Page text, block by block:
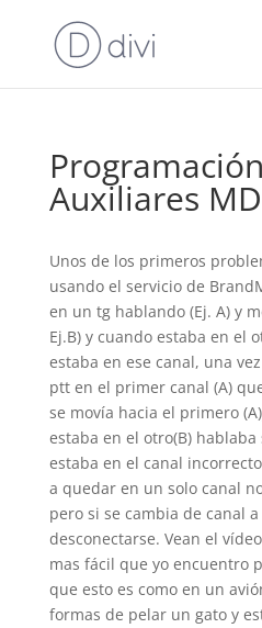
Auxiliares
Unos de los primeros
usando el servicio de
en un tg hablando (Ej. A) y
Ej.B) y cuando estaba en el
estaba en ese canal, una
ptt en el primer canal (A)
se movía hacia el primero
estaba en el otro(B)
estaba en el canal
a quedar en un solo canal
pero si se cambia de canal
desconectarse. Vean el
mas fácil que yo encuentro
que esto es como en un
formas de pelar un gato y